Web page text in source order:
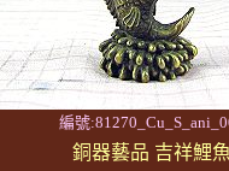
編號
銅器藝品 吉祥鯉